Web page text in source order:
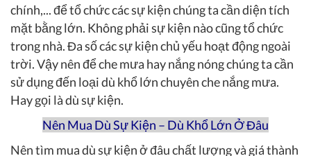
chính,... để tổ chức các sự kiện chúng ta cần diện tích
mặt bằng lớn. Không phải sự kiện nào cũng tổ chức
trong nhà. Đa số các sự kiện chủ yếu hoạt động ngoài
trời. Vậy nên để che mưa hay nắng nóng chúng ta cần
sử dụng đến loại dù khổ lớn chuyên che nắng mưa.
Hay gọi là dù sự kiện.
Nên Mua Dù Sự Kiện – Dù Khổ Lớn Ở Đâu
Nên tìm mua dù sự kiện ở đâu chất lượng và giá thành